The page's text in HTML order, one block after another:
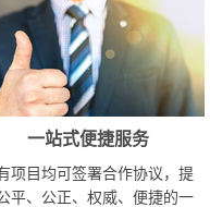
一站式便捷服务
项目均可签署合作协议，提
平、公正、权威、便捷的一